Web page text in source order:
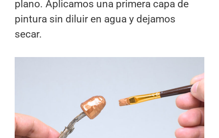
plano. Aplicamos una primera capa de
pintura sin diluir en agua y dejamos
secar.